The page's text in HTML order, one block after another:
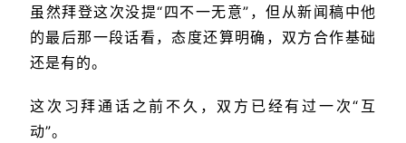
虽然拜登这次没提“四不一无意”，但从新闻稿中他
的最后那一段话看，态度还算明确，双方合作基础
还是有的。
这次习拜通话之前不久，双方已经有过一次“互
动”。